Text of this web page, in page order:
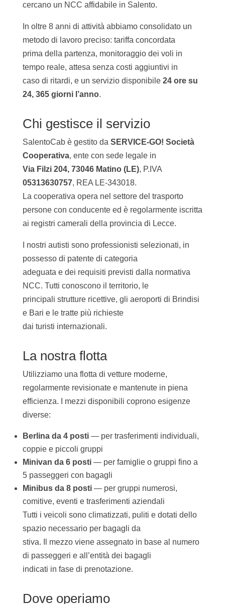
cercano un NCC affidabile in Salento.
In oltre 8 anni di attività abbiamo consolidato un
metodo di lavoro preciso: tariffa concordata
prima della partenza, monitoraggio dei voli in
tempo reale, attesa senza costi aggiuntivi in
caso di ritardi, e un servizio disponibile 24 ore su
24, 365 giorni l’anno.
Chi gestisce il servizio
SalentoCab è gestito da SERVICE-GO! Società
Cooperativa, ente con sede legale in
Via Filzi 204, 73046 Matino (LE), P.IVA
05313630757, REA LE-343018.
La cooperativa opera nel settore del trasporto
persone con conducente ed è regolarmente iscritta
ai registri camerali della provincia di Lecce.
I nostri autisti sono professionisti selezionati, in
possesso di patente di categoria
adeguata e dei requisiti previsti dalla normativa
NCC. Tutti conoscono il territorio, le
principali strutture ricettive, gli aeroporti di Brindisi
e Bari e le tratte più richieste
dai turisti internazionali.
La nostra flotta
Utilizziamo una flotta di vetture moderne,
regolarmente revisionate e mantenute in piena
efficienza. I mezzi disponibili coprono esigenze
diverse:
Berlina da 4 posti— per trasferimenti individuali,
coppie e piccoli gruppi
Minivan da 6 posti— per famiglie o gruppi fino a
5 passeggeri con bagagli
Minibus da 8 posti— per gruppi numerosi,
comitive, eventi e trasferimenti aziendali
Tutti i veicoli sono climatizzati, puliti e dotati dello
spazio necessario per bagagli da
stiva. Il mezzo viene assegnato in base al numero
di passeggeri e all’entità dei bagagli
indicati in fase di prenotazione.
Dove operiamo